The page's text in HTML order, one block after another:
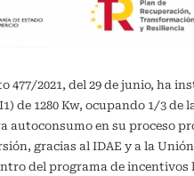
477/2021, del 29 de junio, ha
de 1280 Kw, ocupando 1/3 de
autoconsumo en su proceso
gracias al IDAE y a la
del programa de